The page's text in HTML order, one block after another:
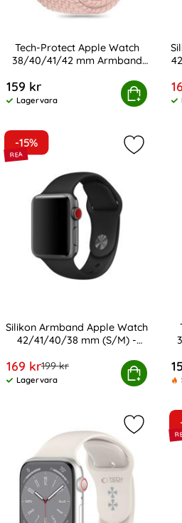
Tech-Protect Apple Watch
38/40/41/42 mm Armband
159 kr
Tillgänglighet:
Lagervara
Köp
Apple Watch 38/40/41/42
Silikon
-15%
Silikon Armband Apple Watch
42/41/40/38 mm (S/M) -
rea pris
169 krtidigare pris
199 kr
Tillgänglighet:
Lagervara
Köp
Apple Watch 42/41/
Markera
Tech-
Markera